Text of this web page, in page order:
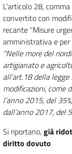
L’articolo 28,
convertito con
recante "Misure
amministrativa e per
"Nelle more del
artigianato e
all’art.18 della
modificazioni, come
l’anno 2015, del
dall’anno 2017, del
Si riportano,già
diritto dovuto